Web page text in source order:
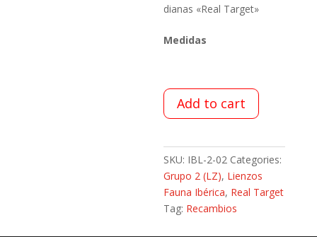
dianas «Real Target»
Medidas
Add to cart
SKU: IBL-2-02 Categories:
Grupo 2 (LZ), Lienzos
Fauna Ibérica, Real Target
Tag: Recambios